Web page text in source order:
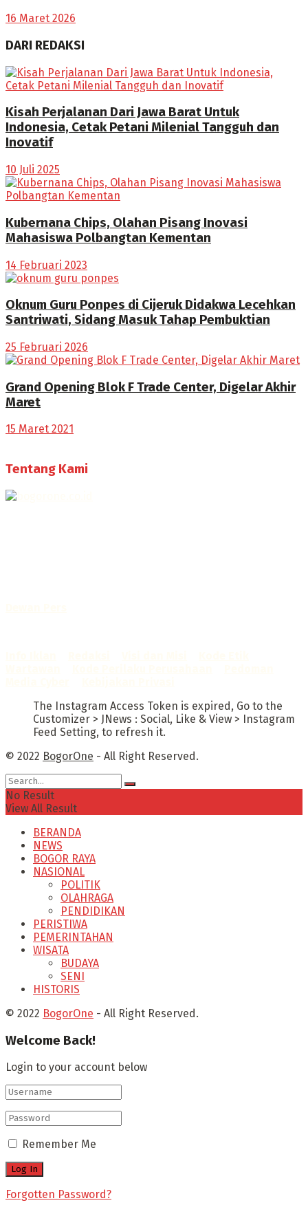
16 Maret 2026
DARI REDAKSI
Kisah Perjalanan Dari Jawa Barat Untuk
Indonesia, Cetak Petani Milenial Tangguh dan
Inovatif
10 Juli 2025
Kubernana Chips, Olahan Pisang Inovasi
Mahasiswa Polbangtan Kementan
14 Februari 2023
Oknum Guru Ponpes di Cijeruk Didakwa Lecehkan
Santriwati, Sidang Masuk Tahap Pembuktian
25 Februari 2026
Grand Opening Blok F Trade Center, Digelar Akhir
Maret
15 Maret 2021
Tentang Kami
The Instagram Access Token is expired, Go to the
Customizer > JNews : Social, Like & View > Instagram
Feed Setting, to refresh it.
© 2022 BogorOne - All Right Reserved.
No Result
View All Result
BERANDA
NEWS
BOGOR RAYA
NASIONAL
POLITIK
OLAHRAGA
PENDIDIKAN
PERISTIWA
PEMERINTAHAN
WISATA
BUDAYA
SENI
HISTORIS
© 2022 BogorOne - All Right Reserved.
Welcome Back!
Login to your account below
Remember Me
Forgotten Password?